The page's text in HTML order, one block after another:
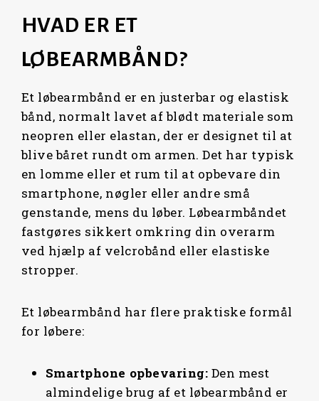
HVAD ER ET
LØBEARMBÅND?
Et løbearmbånd er en justerbar og elastisk
bånd, normalt lavet af blødt materiale som
neopren eller elastan, der er designet til at
blive båret rundt om armen. Det har typisk
en lomme eller et rum til at opbevare din
smartphone, nøgler eller andre små
genstande, mens du løber. Løbearmbåndet
fastgøres sikkert omkring din overarm
ved hjælp af velcrobånd eller elastiske
stropper.
Et løbearmbånd har flere praktiske formål
for løbere:
Smartphone opbevaring: Den mest
almindelige brug af et løbearmbånd er